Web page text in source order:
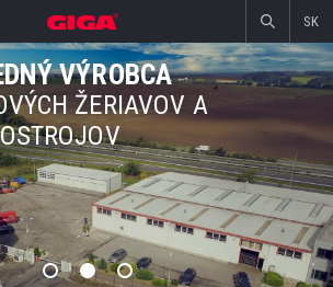
SK
VÝROBCA
ŽERIAVOV A